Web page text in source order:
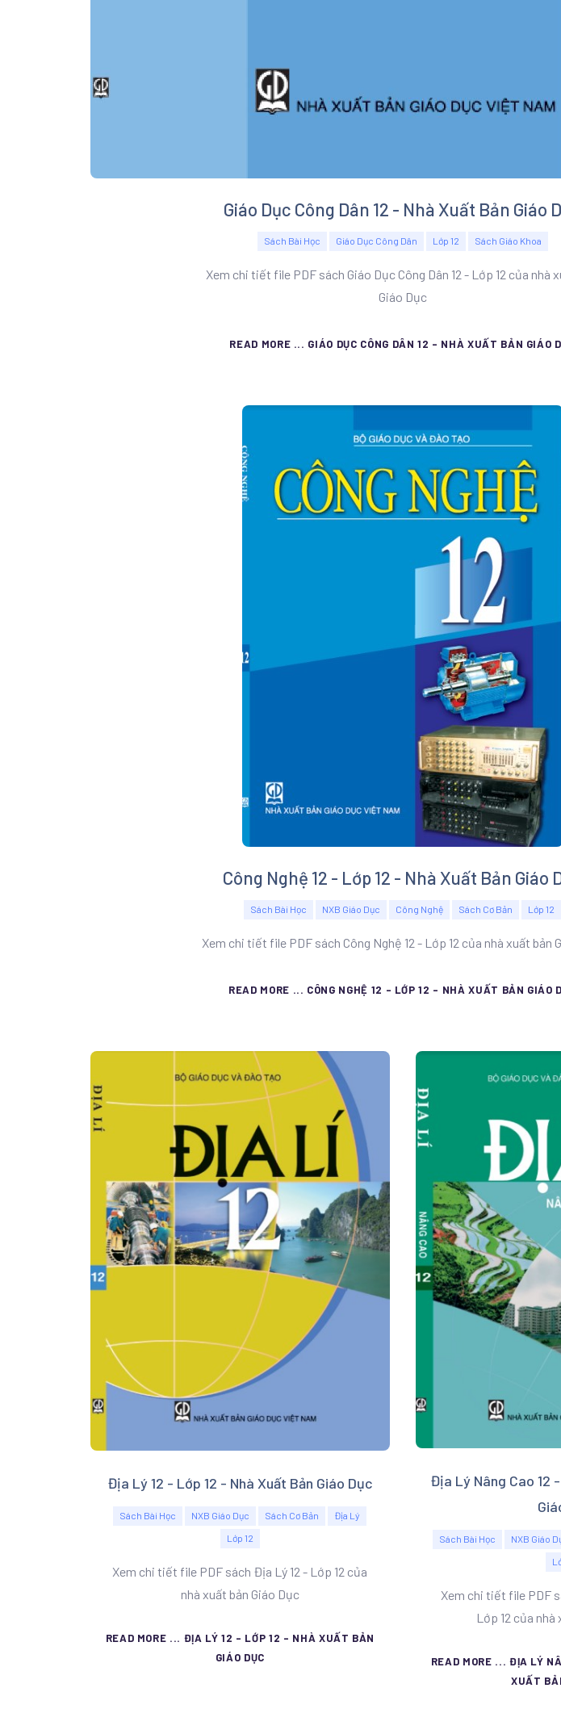
Giáo Dục Công Dân 12 - Nhà Xuất Bản Giáo
Sách Bài Học Giáo Dục Công Dân Lớp 12 Sách Giáo Khoa
Xem chi tiết file PDF sách Giáo Dục Công Dân 12 - Lớp 12 của nhà
Giáo Dục
READ MORE ... GIÁO DỤC CÔNG DÂN 12 - NHÀ XUẤT BẢN GIÁO
Công Nghệ 12 - Lớp 12 - Nhà Xuất Bản Giáo
Sách Bài Học NXB Giáo Dục Công Nghệ Sách Cơ Bản Lớp 12
Xem chi tiết file PDF sách Công Nghệ 12 - Lớp 12 của nhà xuất bản
READ MORE ... CÔNG NGHỆ 12 - LỚP 12 - NHÀ XUẤT BẢN GIÁO
Địa Lý 12 - Lớp 12 - Nhà Xuất Bản Giáo Dục
Sách Bài Học NXB Giáo Dục Sách Cơ Bản
Địa Lý
Lớp 12
Xem chi tiết file PDF sách Địa Lý 12 - Lớp 12 của
nhà xuất bản Giáo Dục
READ MORE ... ĐỊA LÝ 12 - LỚP 12 - NHÀ XUẤT BẢN
GIÁO DỤC
Địa Lý Nâng Cao 12
Sách Bài Học NXB Giáo
Xem chi tiết file PDF
Lớp 12 của nhà
READ MORE ... ĐỊA LÝ
XUẤT